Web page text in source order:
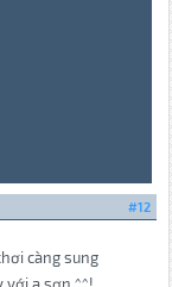
#12
càng sung
với a sơn ^^!